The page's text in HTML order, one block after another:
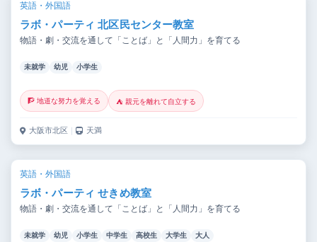
英語・外国語
ラボ・パーティ 北区民センター教室
物語・劇・交流を通して「ことば」と「人間力」を育てる
未就学 幼児 小学生
🧗 地道な努力を覚える ⛺ 親元を離れて自立する
大阪市北区 ｜ 天満
英語・外国語
ラボ・パーティ せきめ教室
物語・劇・交流を通して「ことば」と「人間力」を育てる
未就学 幼児 小学生 中学生 高校生 大学生 大人